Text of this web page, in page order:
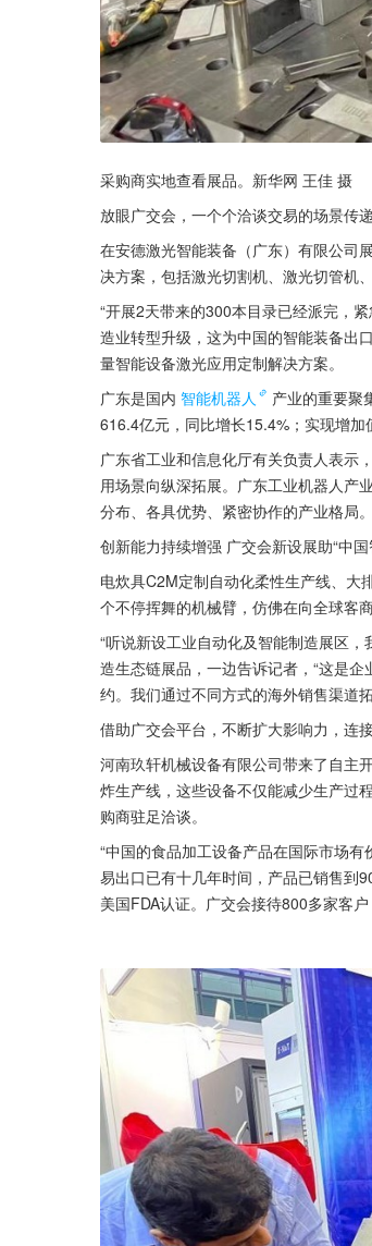
采购商实地查看展品。新华网 王佳 摄
放眼广交会，一个个洽谈交易的场景传
在安德激光智能装备（广东）有限公司
决方案，包括激光切割机、激光切管机
“开展2天带来的300本目录已经派完，
造业转型升级，这为中国的智能装备出
量智能设备激光应用定制解决方案。
广东是国内 智能机器人
产业的重要聚
616.4亿元，同比增长15.4%；实现增加
广东省工业和信息化厅有关负责人表示
用场景向纵深拓展。广东工业机器人产
分布、各具优势、紧密协作的产业格局。
创新能力持续增强 广交会新设展助“中国
电炊具C2M定制自动化柔性生产线、
个不停挥舞的机械臂，仿佛在向全球客商
“听说新设工业自动化及智能制造展区
造生态链展品，一边告诉记者，“这是
约。我们通过不同方式的海外销售渠道
借助广交会平台，不断扩大影响力，连
河南玖轩机械设备有限公司带来了自主
炸生产线，这些设备不仅能减少生产过
购商驻足洽谈。
“中国的食品加工设备产品在国际市场
易出口已有十几年时间，产品已销售到
美国FDA认证。广交会接待800多家客